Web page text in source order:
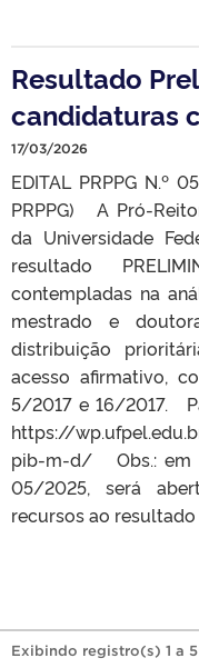
Resultado
candidaturas
17/03/2026
EDITAL PRPPG N.º
PRPPG) A Pró-
da Universidade
resultado
contempladas na
mestrado e
distribuição
acesso afirmativo,
5/2017 e 16/2017.
https://
pib-m-d/ Obs.: em
05/2025, será
recursos ao resultado
Exibindo registro(s) 1 a